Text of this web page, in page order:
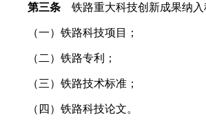
第三条 铁路重大科技创新成果纳
（一）铁路科技项目；
（二）铁路专利；
（三）铁路技术标准；
（四）铁路科技论文。